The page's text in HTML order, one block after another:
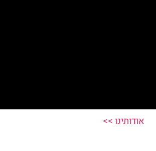
אודותינו >>